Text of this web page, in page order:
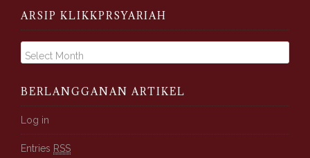
ARSIP KLIKKPRSYARIAH
A
i
p
K
l
i
BERLANGGANAN ARTIKEL
Log in
Entries RSS